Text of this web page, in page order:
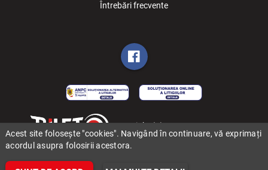
Întrebări frecvente
Copyright (C) 2006-2026 BILET.ro
Acest site folosește "cookies". Navigând în continuare, vă exprimați
acordul asupra folosirii acestora.